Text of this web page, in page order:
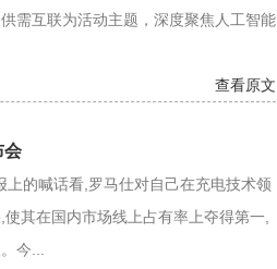
互联为活动主题，深度聚焦人工智能
查看原文
会
的喊话看,罗马仕对自己在充电技术领
其在国内市场线上占有率上夺得第一,
今...